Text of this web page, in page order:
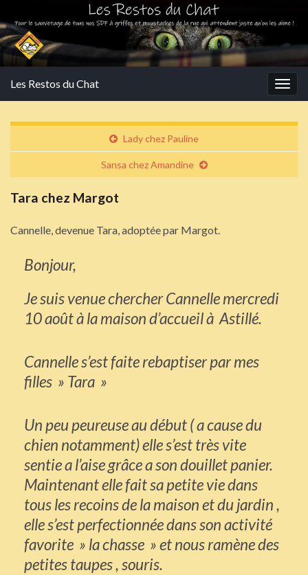
Les Restos du Chat
Lady chez Pauline
Sansa chez Amandine
Tara chez Margot
Cannelle, devenue Tara, adoptée par Margot.
Bonjour,
Je suis venue chercher Cannelle mercredi
10 août à la maison d’accueil à Astillé.
Cannelle s’est faite rebaptiser par mes
filles » Tara »
Un peu peureuse au début ( a cause du
chien notamment) elle s’est très vite
sentie a l’aise grâce a son douillet panier.
Maintenant elle fait sa petite vie dans
tous les recoins de la maison et du jardin ,
elle s’est perfectionnée dans son activité
favorite » la chasse » et nous ramène des
petites taupes , souris.